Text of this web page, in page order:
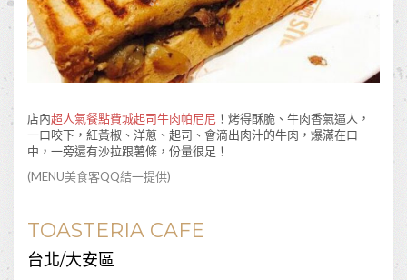
店內超人氣餐點費城起司牛肉帕尼尼 ！烤得酥脆、牛肉香氣逼人，
一口咬下，紅黃椒、洋蔥、起司、會滴出肉汁的牛肉，爆滿在口
中，一旁還有沙拉跟薯條，份量很足！
(MENU美食客QQ結一提供)
TOASTERIA CAFE
台北/大安區